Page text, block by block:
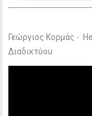
Γεώργιος Κορμάς -
Διαδικτύου